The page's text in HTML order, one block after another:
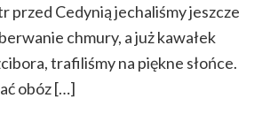
przed Cedynią jechaliśmy jeszcze
chmury, a już kawałek
trafiliśmy na piękne słońce.
obóz […]